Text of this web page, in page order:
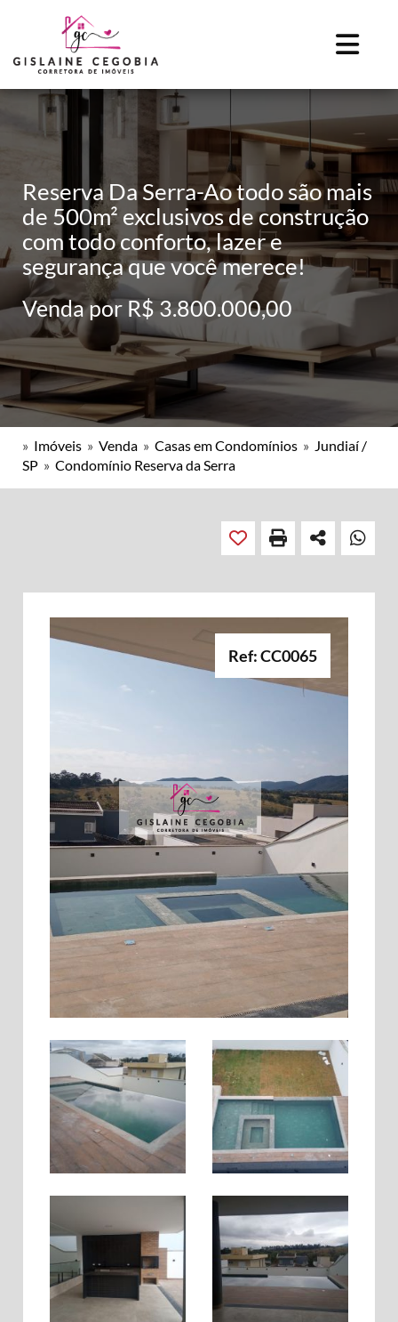
Reserva Da Serra-Ao todo são mais
de 500m² exclusivos de construção
com todo conforto, lazer e
segurança que você merece!
Venda por R$ 3.800.000,00
» Imóveis » Venda » Casas em Condomínios » Jundiaí /
SP » Condomínio Reserva da Serra
Ref: CC0065